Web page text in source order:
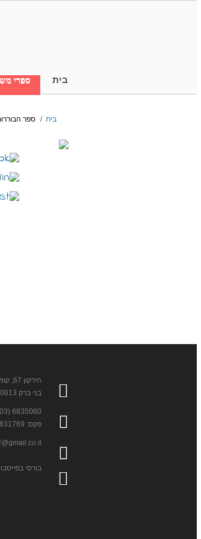
בית ספרי
בית / ספר
הירקון 67, קומה 3
בני ברק 5120613
6835060 (03)
פקס: 6831769 (03)
בורסי